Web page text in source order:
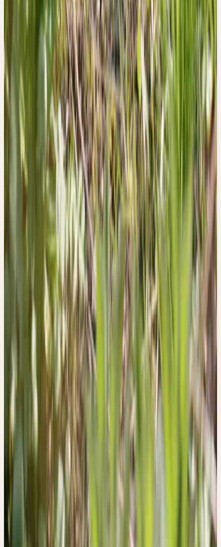
des Löwenzahns reichen pflanzenheilkundlich bis in den
Urogenitaltrakt hinein. Durch die Anregung der Diurese kann
diese Heilpflanze auch zur Durchspülung der Harnwege und der
Begleitbehandlung von leichten Harnwegsbeschwerden genutzt
werden. Weitere volkstümliche Anwendungsgebiete des
QUELLEN
1. Hänsel, R. & Steinegger, E. Hänsel / Sticher
Pharmakognosie Phytopharmazie. (Wissenschaftliche
Verlagsgesellschaft GmbH, Stuttgart, Deutschland, 2015).
2. BGA/BfArM (Kommission E). Taraxaci radix cum herba
(Löwenzahnwurzel mit -kraut). Bundesanzeiger 228,
(1984).
3. Madaus, G. MADAUS LEHRBUCH DER
BIOLOGISCHEN HEILMITTEL BAND 1-11. (mediamed
Verlag, Ravensburg, 1990).
4. Committee on Herbal Medicinal Products (HMPC).
COMMUNITY HERBAL MONOGRAPH ON
TARAXACUM OFFICINALE WEBER ex WIGG.,
RADIX CUM HERBA. EMA/HMPC/2128895/2008 Corr
5. BGA/BfArM (Kommission D). Taraxacum officinale
(Taraxacum). Bundesanzeiger 66a, (1989).
6. Hänsel, R., Keller, K., Rimpler, H. & Schneider, G.
Hagers Handbuch der Pharmazeutischen Praxis Band 5
Drogen P-Z. (Springer Verlag Berlin Heidelberg, 1994).
7. Kalbermatten, R. Wesen und Signatur der Heilpflanzen.
(AT Verlag, Aarau, Schweiz, 2016).
8. Kalbermatten, R. & Kalbermatten, H. Pflanzliche
Urtinkturen. (AT Verlag, Aarau, Schweiz, 2014).
Bewahrung
Psychologische Signatur
WANDLUNGSFÄHIGKEIT
R. & H. Kalbermatten — «Psyche des Menschen und Signatur der
Heilpflanzen»
Herstellung
CERES-MÖRSERVERFAHREN —
SCHONEND, KALT,
VOLLSTÄNDIG.
Frisch geerntet, von Hand verlesen, bei Raumtemperatur
vermörsert und über Jahre gereift. Keine Erhitzung, kein Druck —